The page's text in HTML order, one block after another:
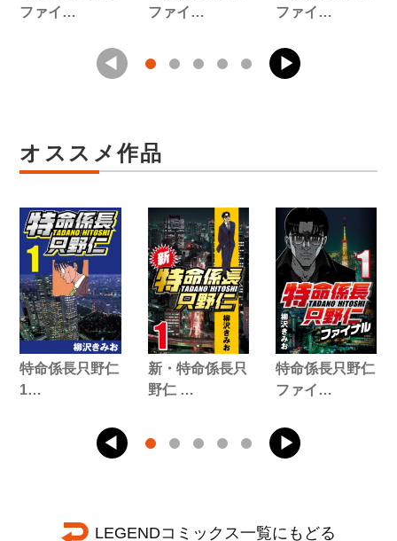
ファイ…
ファイ…
ファイ…
オススメ作品
特命係長只野仁
1…
新・特命係長只
野仁 …
特命係長只野仁
ファイ…
LEGENDコミックス一覧にもどる